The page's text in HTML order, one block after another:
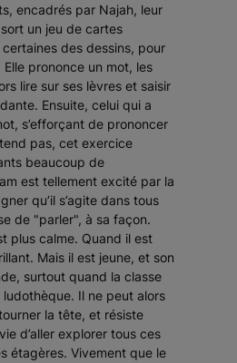
encadrés par Najah, leur
un jeu de cartes
des dessins, pour
Elle prononce un mot, les
lire sur ses lèvres et saisir
Ensuite, celui qui a
s’efforçant de prononcer
pas, cet exercice
beaucoup de
est tellement excité par la
qu’il s’agite dans tous
de "parler", à sa façon.
plus calme. Quand il est
Mais il est jeune, et son
surtout quand la classe
ludothèque. Il ne peut alors
la tête, et résiste
d’aller explorer tous ces
étagères. Vivement que le